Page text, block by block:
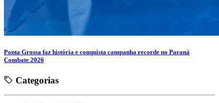
Ponta Grossa faz história e conquista campanha recorde no Paraná
Combate 2026
Categorias